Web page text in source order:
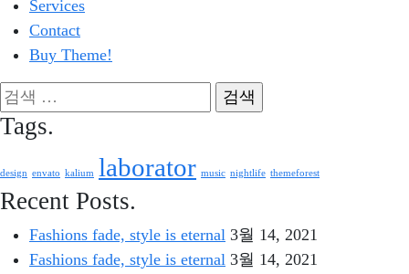
Services
Contact
Buy Theme!
검
색:
Tags.
design envato kalium laborator music nightlife themeforest
Recent Posts.
Fashions fade, style is eternal 3월 14, 2021
Fashions fade, style is eternal 3월 14, 2021